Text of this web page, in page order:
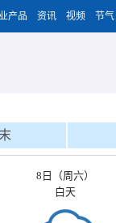
产品 资讯 视频 节气
8日（周六）
白天